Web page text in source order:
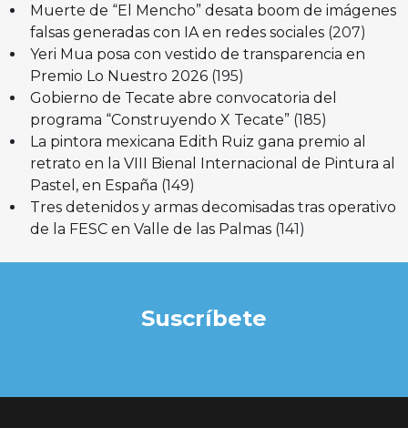
Muerte de “El Mencho” desata boom de imágenes
falsas generadas con IA en redes sociales (207)
Yeri Mua posa con vestido de transparencia en
Premio Lo Nuestro 2026 (195)
Gobierno de Tecate abre convocatoria del
programa “Construyendo X Tecate” (185)
La pintora mexicana Edith Ruiz gana premio al
retrato en la VIII Bienal Internacional de Pintura al
Pastel, en España (149)
Tres detenidos y armas decomisadas tras operativo
de la FESC en Valle de las Palmas (141)
Suscríbete